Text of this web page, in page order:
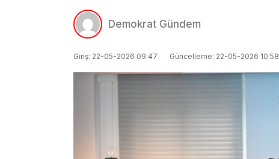
Demokrat Gündem
Giriş: 22-05-2026 09:47 Güncelleme: 22-05-2026 10:58